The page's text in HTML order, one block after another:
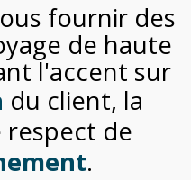
fournir des
de haute
l'accent sur
du client, la
respect de
.